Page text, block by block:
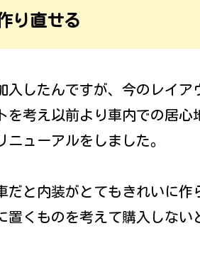
り直せる
入したんですが、今のレイア
を考え以前より車内での居心
ューアルをしました。
だと内装がとてもきれいに
くものを考えて購入しない